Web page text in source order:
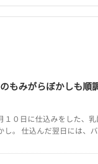
もみがらぼかしも順
１０日に仕込みをした、
し。 仕込んだ翌日には、